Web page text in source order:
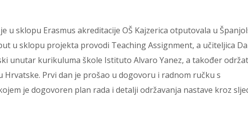
u sklopu Erasmus akreditacije OŠ Kajzerica otputovala u
u sklopu projekta provodi Teaching Assignment, a učiteljica
unutar kurikuluma škole Istituto Alvaro Yanez, a također
Prvi dan je prošao u dogovoru i radnom ručku s
je dogovoren plan rada i detalji održavanja nastave kroz